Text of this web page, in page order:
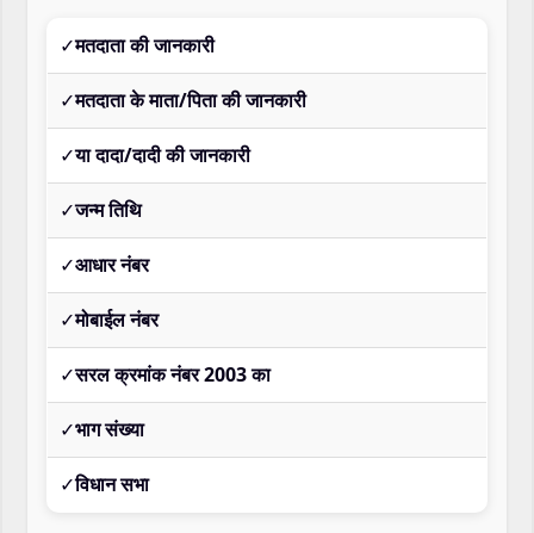
✓मतदाता की जानकारी
✓मतदाता के माता/पिता की जानकारी
✓या दादा/दादी की जानकारी
✓जन्म तिथि
✓आधार नंबर
✓मोबाईल नंबर
✓सरल क्रमांक नंबर 2003 का
✓भाग संख्या
✓विधान सभा